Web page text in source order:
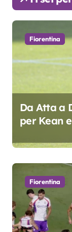
Fiorentina
Da Atta a
per Kean
oscar del
Fiorentina